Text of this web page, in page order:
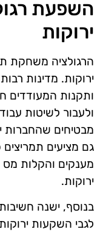
השפעת
ירוקות
הרגולציה משחקת
ירוקות. מדינות
ותקנות המעודדים
ולעבור לשיטות
מבטיחים שהחברות
גם מציעים
מענקים והקלות מס
ירוקות.
בנוסף, ישנה
לגבי השקעות